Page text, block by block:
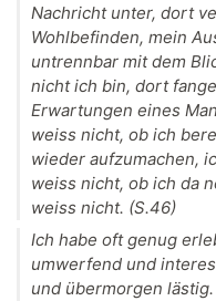
Nachricht unter, dort
Wohlbefinden, mein
untrennbar mit dem
nicht ich bin, dort
Erwartungen eines
weiss nicht, ob ich
wieder aufzumachen,
weiss nicht, ob ich da
weiss nicht. (S.46)
Ich habe oft genug
umwerfend und
und übermorgen